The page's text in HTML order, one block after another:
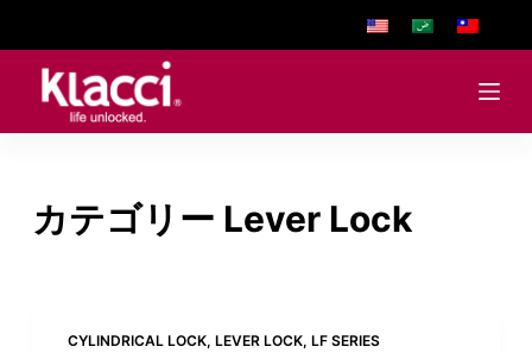
カテゴリー Lever Lock
CYLINDRICAL LOCK, LEVER LOCK, LF SERIES